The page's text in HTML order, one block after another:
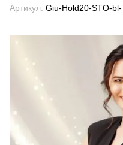
Артикул: Giu-Hold20-STO-bl-